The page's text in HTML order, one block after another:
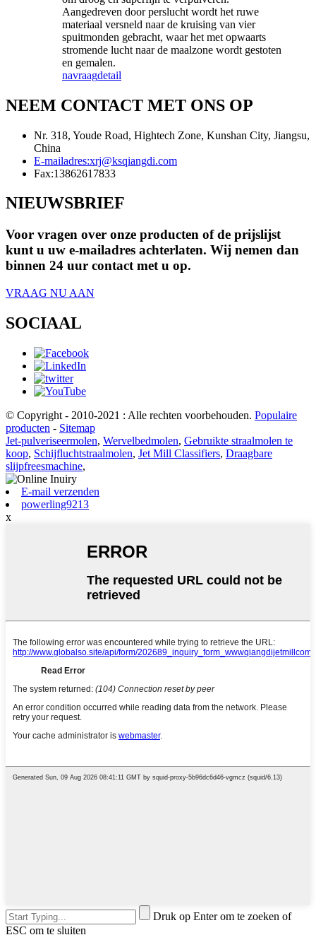
Aangedreven door perslucht wordt het ruwe
materiaal versneld naar de kruising van vier
spuitmonden gebracht, waar het met opwaarts
stromende lucht naar de maalzone wordt gestoten
en gemalen.
navraagdetail
NEEM CONTACT MET ONS OP
Nr. 318, Youde Road, Hightech Zone, Kunshan City, Jiangsu,
China
E-mailadres:xrj@ksqiangdi.com
Fax:13862617833
NIEUWSBRIEF
Voor vragen over onze producten of de prijslijst
kunt u uw e-mailadres achterlaten. Wij nemen dan
binnen 24 uur contact met u op.
VRAAG NU AAN
SOCIAAL
© Copyright - 2010-2021 : Alle rechten voorbehouden. Populaire
producten - Sitemap
Jet-pulveriseermolen, Wervelbedmolen, Gebruikte straalmolen te
koop, Schijfluchtstraalmolen, Jet Mill Classifiers, Draagbare
slijpfreesmachine,
E-mail verzenden
powerling9213
x
Druk op Enter om te zoeken of
ESC om te sluiten